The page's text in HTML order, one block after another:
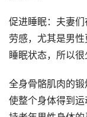
促进睡眠：夫妻
劳感，尤其是男
睡眠状态，所以很
全身骨骼肌肉的
使整个身体得到